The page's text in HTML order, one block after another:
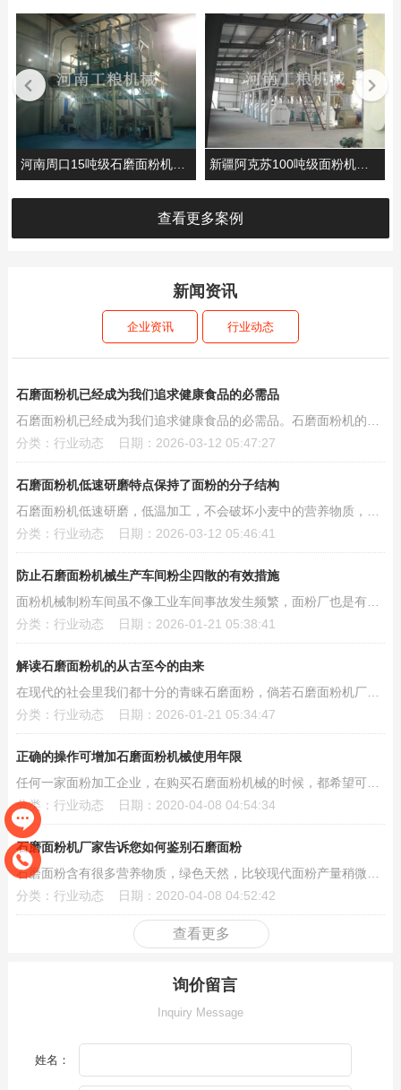
查看更多案例
新闻资讯
企业资讯 行业动态
石磨面粉机已经成为我们追求健康食品的必需品
石磨面粉机已经成为我们追求健康食品的必需品。石磨面粉机的特点就是灵活，而且可以加工的粮食种...
分类：行业动态 日期：2026-03-12 05:47:27
石磨面粉机低速研磨特点保持了面粉的分子结构
石磨面粉机低速研磨，低温加工，不会破坏小麦中的营养物质，所以石磨面粉保留了小麦中的蛋白质、...
分类：行业动态 日期：2026-03-12 05:46:41
防止石磨面粉机械生产车间粉尘四散的有效措施
面粉机械制粉车间虽不像工业车间事故发生频繁，面粉厂也是有粉尘爆炸的隐患在的。面粉加工过程中...
分类：行业动态 日期：2026-01-21 05:38:41
解读石磨面粉机的从古至今的由来
在现代的社会里我们都十分的青睐石磨面粉，倘若石磨面粉机厂家想要在高速发展地市场中占有一席之...
分类：行业动态 日期：2026-01-21 05:34:47
正确的操作可增加石磨面粉机械使用年限
任何一家面粉加工企业，在购买石磨面粉机械的时候，都希望可以购买到质量可靠的石磨面粉机械，希...
分类：行业动态 日期：2020-04-08 04:54:34
石磨面粉机厂家告诉您如何鉴别石磨面粉
石磨面粉含有很多营养物质，绿色天然，比较现代面粉产量稍微低一些，但是市面上却有很多石磨面粉...
分类：行业动态 日期：2020-04-08 04:52:42
查看更多
询价留言
Inquiry Message
姓名：